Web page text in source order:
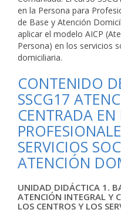
en la Persona para
de Base y Atención
aplicar el modelo AICP
Persona) en los servicios
domiciliaria.
CONTENIDO
SSCG17
CENTRADA
SERVICIOS
ATENCIÓN
UNIDAD DIDÁCTICA 1.
ATENCIÓN INTEGRAL Y
LOS CENTROS Y LOS